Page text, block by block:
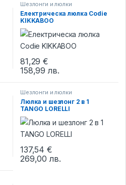
The options may be chosen
Шезлонги и люлки
Електрическа люлка Codie
KIKKABOO
81,29€
158,99лв.
This product has multiple
The options may be chosen
Шезлонги и люлки
Люлка и шезлонг 2 в 1
TANGO LORELLI
137,54€
269,00лв.